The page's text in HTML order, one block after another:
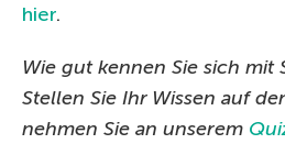
hier.
Wie gut kennen Sie sich mit
Stellen Sie Ihr Wissen auf
nehmen Sie an unserem